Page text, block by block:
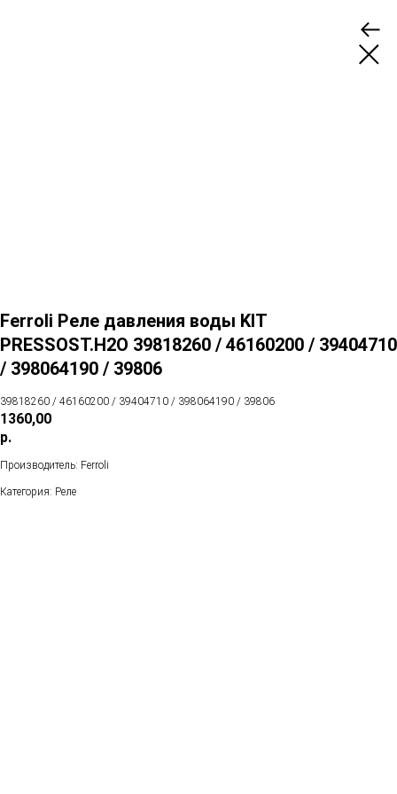
Ferroli Реле давления воды KIT
PRESSOST.H2O 39818260 / 46160200 / 39404710
/ 398064190 / 39806
39818260 / 46160200 / 39404710 / 398064190 / 39806
1360,00
р.
Производитель: Ferroli
Категория: Реле